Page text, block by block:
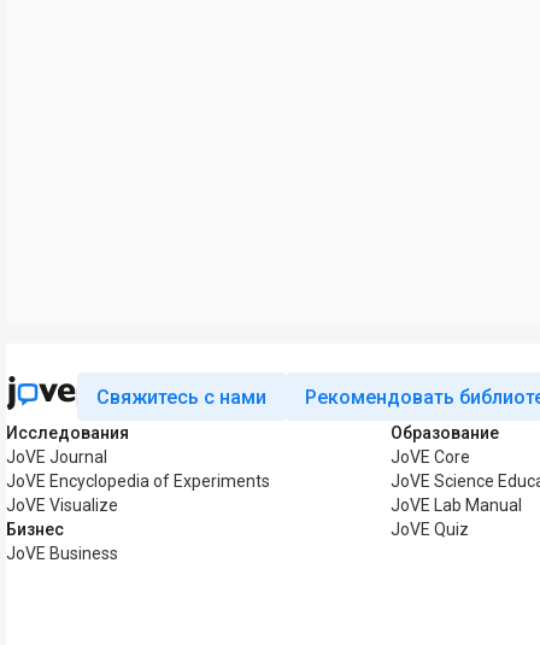
Свяжитесь с нами Рекомендовать
Исследования
JoVE Journal
JoVE Encyclopedia of Experiments
JoVE Visualize
Бизнес
JoVE Business
Образование
JoVE Core
JoVE Science
JoVE Lab Manual
JoVE Quiz